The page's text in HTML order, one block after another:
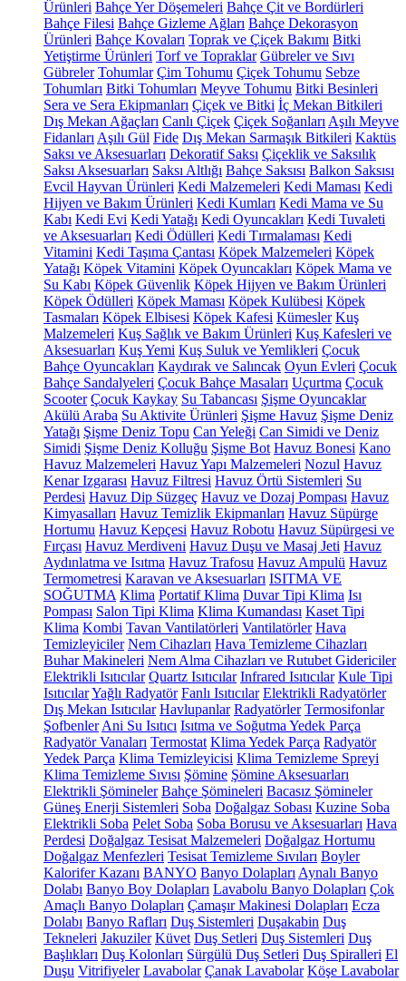
Ürünleri Bahçe Yer Döşemeleri Bahçe Çit ve Bordürleri
Bahçe Filesi Bahçe Gizleme Ağları Bahçe Dekorasyon
Ürünleri Bahçe Kovaları Toprak ve Çiçek Bakımı Bitki
Yetiştirme Ürünleri Torf ve Topraklar Gübreler ve Sıvı
Gübreler Tohumlar Çim Tohumu Çiçek Tohumu Sebze
Tohumları Bitki Tohumları Meyve Tohumu Bitki Besinleri
Sera ve Sera Ekipmanları Çiçek ve Bitki İç Mekan Bitkileri
Dış Mekan Ağaçları Canlı Çiçek Çiçek Soğanları Aşılı Meyve
Fidanları Aşılı Gül Fide Dış Mekan Sarmaşık Bitkileri Kaktüs
Saksı ve Aksesuarları Dekoratif Saksı Çiçeklik ve Saksılık
Saksı Aksesuarları Saksı Altlığı Bahçe Saksısı Balkon Saksısı
Evcil Hayvan Ürünleri Kedi Malzemeleri Kedi Maması Kedi
Hijyen ve Bakım Ürünleri Kedi Kumları Kedi Mama ve Su
Kabı Kedi Evi Kedi Yatağı Kedi Oyuncakları Kedi Tuvaleti
ve Aksesuarları Kedi Ödülleri Kedi Tırmalaması Kedi
Vitamini Kedi Taşıma Çantası Köpek Malzemeleri Köpek
Yatağı Köpek Vitamini Köpek Oyuncakları Köpek Mama ve
Su Kabı Köpek Güvenlik Köpek Hijyen ve Bakım Ürünleri
Köpek Ödülleri Köpek Maması Köpek Kulübesi Köpek
Tasmaları Köpek Elbisesi Köpek Kafesi Kümesler Kuş
Malzemeleri Kuş Sağlık ve Bakım Ürünleri Kuş Kafesleri ve
Aksesuarları Kuş Yemi Kuş Suluk ve Yemlikleri Çocuk
Bahçe Oyuncakları Kaydırak ve Salıncak Oyun Evleri Çocuk
Bahçe Sandalyeleri Çocuk Bahçe Masaları Uçurtma Çocuk
Scooter Çocuk Kaykay Su Tabancası Şişme Oyuncaklar
Akülü Araba Su Aktivite Ürünleri Şişme Havuz Şişme Deniz
Yatağı Şişme Deniz Topu Can Yeleği Can Simidi ve Deniz
Simidi Şişme Deniz Kolluğu Şişme Bot Havuz Bonesi Kano
Havuz Malzemeleri Havuz Yapı Malzemeleri Nozul Havuz
Kenar Izgarası Havuz Filtresi Havuz Örtü Sistemleri Su
Perdesi Havuz Dip Süzgeç Havuz ve Dozaj Pompası Havuz
Kimyasalları Havuz Temizlik Ekipmanları Havuz Süpürge
Hortumu Havuz Kepçesi Havuz Robotu Havuz Süpürgesi ve
Fırçası Havuz Merdiveni Havuz Duşu ve Masaj Jeti Havuz
Aydınlatma ve Isıtma Havuz Trafosu Havuz Ampulü Havuz
Termometresi Karavan ve Aksesuarları ISITMA VE
SOĞUTMA Klima Portatif Klima Duvar Tipi Klima Isı
Pompası Salon Tipi Klima Klima Kumandası Kaset Tipi
Klima Kombi Tavan Vantilatörleri Vantilatörler Hava
Temizleyiciler Nem Cihazları Hava Temizleme Cihazları
Buhar Makineleri Nem Alma Cihazları ve Rutubet Gidericiler
Elektrikli Isıtıcılar Quartz Isıtıcılar Infrared Isıtıcılar Kule Tipi
IsıtıcılarYağlı Radyatör Fanlı Isıtıcılar Elektrikli Radyatörler
Dış Mekan Isıtıcılar Havlupanlar Radyatörler Termosifonlar
Şofbenler Ani Su Isıtıcı Isıtma ve Soğutma Yedek Parça
Radyatör Vanaları Termostat Klima Yedek Parça Radyatör
Yedek Parça Klima Temizleyicisi Klima Temizleme Spreyi
Klima Temizleme Sıvısı Şömine Şömine Aksesuarları
Elektrikli Şömineler Bahçe Şömineleri Bacasız Şömineler
Güneş Enerji Sistemleri Soba Doğalgaz Sobası Kuzine Soba
Elektrikli Soba Pelet Soba Soba Borusu ve Aksesuarları Hava
Perdesi Doğalgaz Tesisat Malzemeleri Doğalgaz Hortumu
Doğalgaz Menfezleri Tesisat Temizleme Sıvıları Boyler
Kalorifer Kazanı BANYO Banyo Dolapları Aynalı Banyo
Dolabı Banyo Boy Dolapları Lavabolu Banyo Dolapları Çok
Amaçlı Banyo Dolapları Çamaşır Makinesi Dolapları Ecza
Dolabı Banyo Rafları Duş Sistemleri Duşakabin Duş
Tekneleri Jakuziler Küvet Duş Setleri Duş Sistemleri Duş
Başlıkları Duş Kolonları Sürgülü Duş Setleri Duş Spiralleri El
Duşu Vitrifiyeler Lavabolar Çanak Lavabolar Köşe Lavabolar